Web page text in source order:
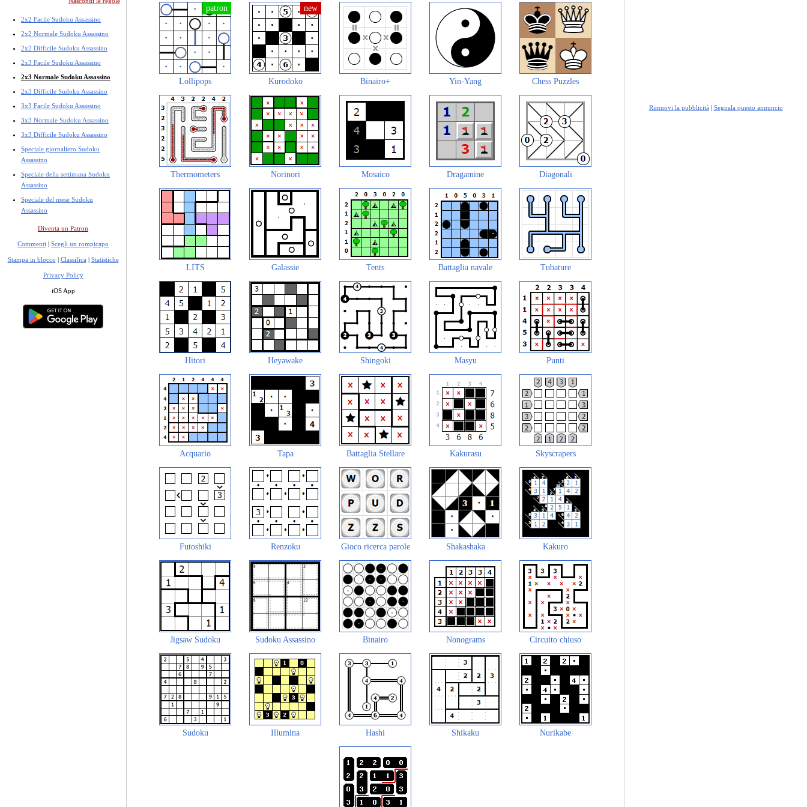
2x2 Facile Sudoku Assassino
2x2 Normale Sudoku Assassino
2x2 Difficile Sudoku Assassino
2x3 Facile Sudoku Assassino
2x3 Normale Sudoku Assassino
2x3 Difficile Sudoku Assassino
3x3 Facile Sudoku Assassino
3x3 Normale Sudoku Assassino
3x3 Difficile Sudoku Assassino
Speciale giornaliero Sudoku
Assassino
Speciale della settimana Sudoku
Assassino
Speciale del mese Sudoku
Assassino
Diventa un Patron
Commenti | Scegli un rompicapo
Stampa in blocco | Classifica | Statistiche
Privacy Policy
iOS App
Lollipops Kurodoko Binairo+ Yin-Yang Chess Puzzles
Thermometers Norinori Mosaico Dragamine Diagonali
LITS Galassie Tents Battaglia navale Tubature
Hitori Heyawake Shingoki Masyu Punti
Acquario Tapa Battaglia Stellare Kakurasu Skyscrapers
Futoshiki Renzoku Gioco ricerca parole Shakashaka Kakuro
Jigsaw Sudoku Sudoku Assassino Binairo Nonograms Circuito chiuso
Sudoku Illumina Hashi Shikaku Nurikabe
Rimuovi la pubblicità | Segnala questo annuncio